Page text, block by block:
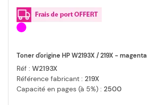
Toner d'origine HP W2193X / 219X - magenta
Réf : W2193X
Référence fabricant : 219X
Capacité en pages (à 5%) : 2500